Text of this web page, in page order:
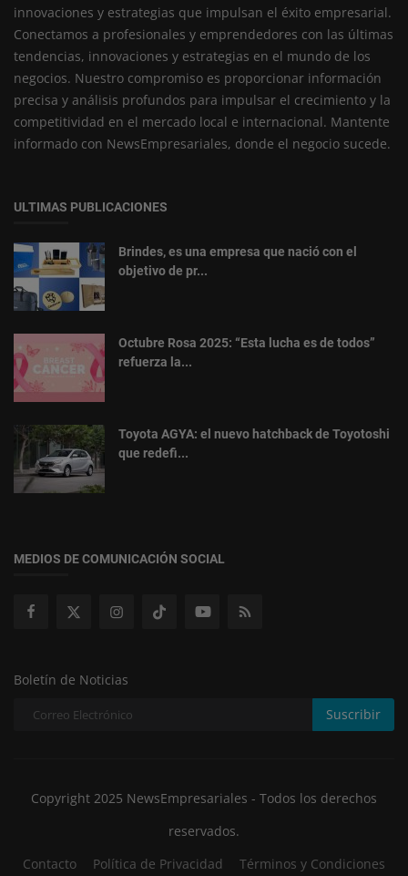
innovaciones y estrategias que impulsan el éxito empresarial.
Conectamos a profesionales y emprendedores con las últimas
tendencias, innovaciones y estrategias en el mundo de los
negocios. Nuestro compromiso es proporcionar información
precisa y análisis profundos para impulsar el crecimiento y la
competitividad en el mercado local e internacional. Mantente
informado con NewsEmpresariales, donde el negocio sucede.
ULTIMAS PUBLICACIONES
Brindes, es una empresa que nació con el
objetivo de pr...
Octubre Rosa 2025: “Esta lucha es de todos”
refuerza la...
Toyota AGYA: el nuevo hatchback de Toyotoshi
que redefi...
MEDIOS DE COMUNICACIÓN SOCIAL
Boletín de Noticias
Suscribir
Copyright 2025 NewsEmpresariales - Todos los derechos
reservados.
Contacto
Política de Privacidad Términos y Condiciones